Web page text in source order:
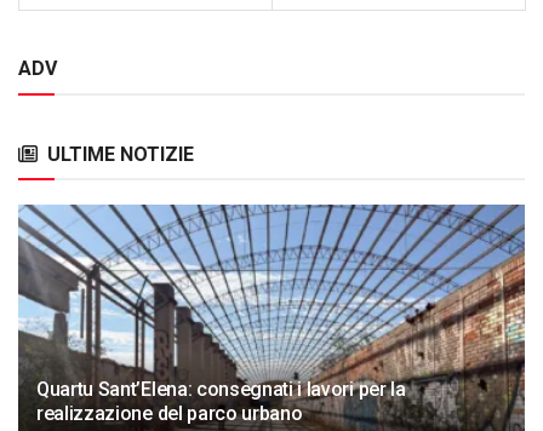
ADV
ULTIME NOTIZIE
Quartu Sant’Elena: consegnati i lavori per la
realizzazione del parco urbano